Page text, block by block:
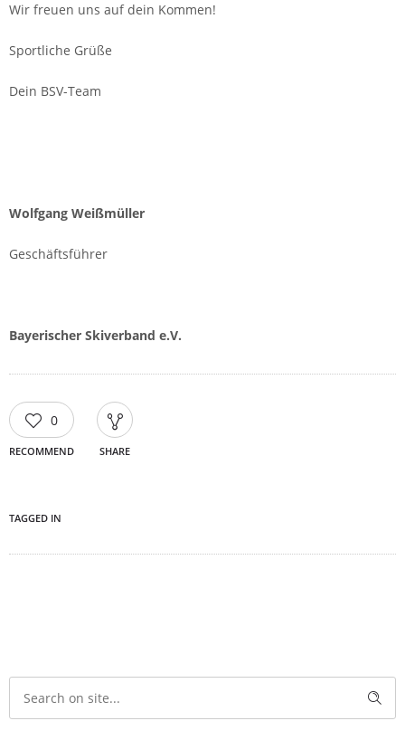
Wir freuen uns auf dein Kommen!
Sportliche Grüße
Dein BSV-Team
Wolfgang Weißmüller
Geschäftsführer
Bayerischer Skiverband e.V.
0
RECOMMEND SHARE
TAGGED IN